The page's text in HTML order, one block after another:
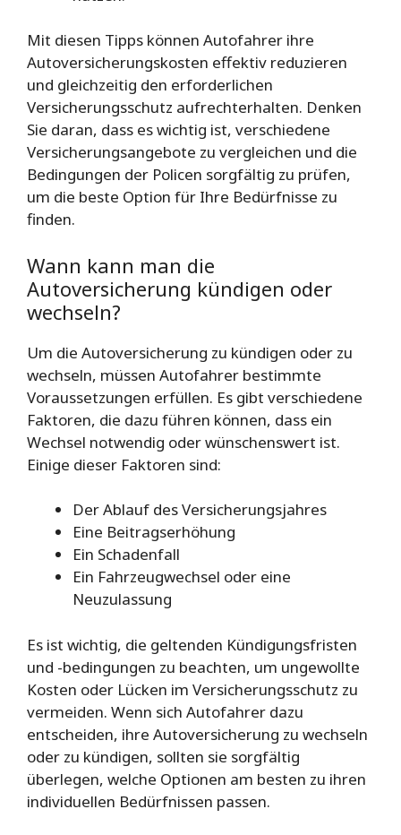
Mit diesen Tipps können Autofahrer ihre
Autoversicherungskosten effektiv reduzieren
und gleichzeitig den erforderlichen
Versicherungsschutz aufrechterhalten. Denken
Sie daran, dass es wichtig ist, verschiedene
Versicherungsangebote zu vergleichen und die
Bedingungen der Policen sorgfältig zu prüfen,
um die beste Option für Ihre Bedürfnisse zu
finden.
Wann kann man die
Autoversicherung kündigen oder
wechseln?
Um die Autoversicherung zu kündigen oder zu
wechseln, müssen Autofahrer bestimmte
Voraussetzungen erfüllen. Es gibt verschiedene
Faktoren, die dazu führen können, dass ein
Wechsel notwendig oder wünschenswert ist.
Einige dieser Faktoren sind:
Der Ablauf des Versicherungsjahres
Eine Beitragserhöhung
Ein Schadenfall
Ein Fahrzeugwechsel oder eine
Neuzulassung
Es ist wichtig, die geltenden Kündigungsfristen
und -bedingungen zu beachten, um ungewollte
Kosten oder Lücken im Versicherungsschutz zu
vermeiden. Wenn sich Autofahrer dazu
entscheiden, ihre Autoversicherung zu wechseln
oder zu kündigen, sollten sie sorgfältig
überlegen, welche Optionen am besten zu ihren
individuellen Bedürfnissen passen.